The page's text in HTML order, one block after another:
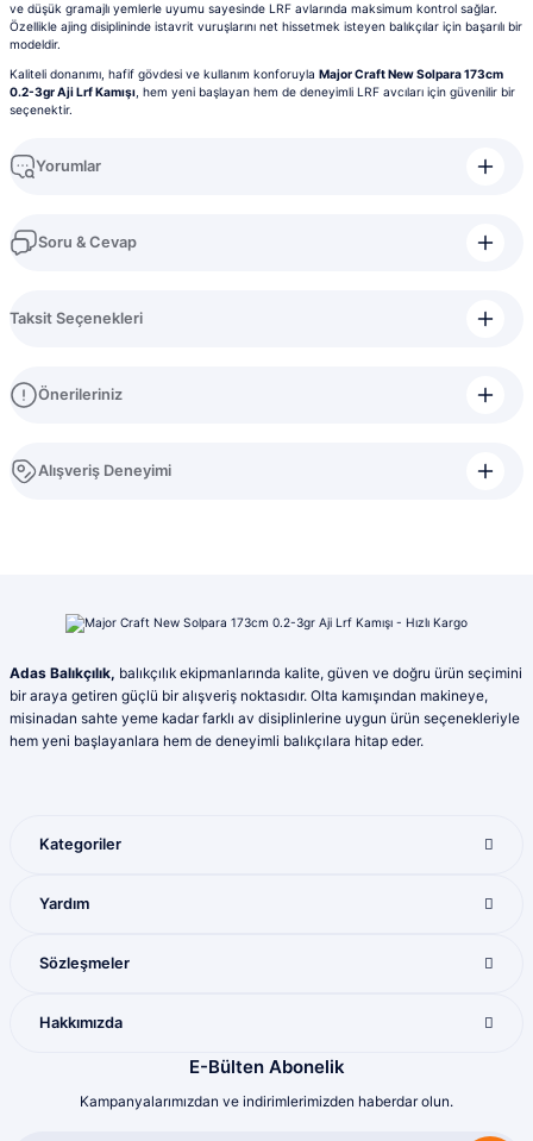
ve düşük gramajlı yemlerle uyumu sayesinde LRF avlarında maksimum kontrol sağlar.
Özellikle ajing disiplininde istavrit vuruşlarını net hissetmek isteyen balıkçılar için başarılı bir
modeldir.
Kaliteli donanımı, hafif gövdesi ve kullanım konforuyla Major Craft New Solpara 173cm
0.2-3gr Aji Lrf Kamışı , hem yeni başlayan hem de deneyimli LRF avcıları için güvenilir bir
seçenektir.
Yorumlar
Soru & Cevap
Taksit Seçenekleri
Önerileriniz
yetersiz gördüğünüz noktaları öneri formunu kullanarak tarafımıza
Ürün açıklamasında eksik bilgiler bulunuyor.
Ürün fiyatı diğer sitelerden daha pahalı.
Bu ürüne benzer farklı alternatifler olmalı.
Alışveriş Deneyimi
ederim
Yunis Dura | 31/07/2026
Adas Balıkçılık, balıkçılık ekipmanlarında kalite, güven ve doğru ürün seçimini
bir araya getiren güçlü bir alışveriş noktasıdır. Olta kamışından makineye,
misinadan sahte yeme kadar farklı av disiplinlerine uygun ürün seçenekleriyle
hem yeni başlayanlara hem de deneyimli balıkçılara hitap eder.
Kategoriler
Yardım
Sözleşmeler
Hakkımızda
E-Bülten Abonelik
Kampanyalarımızdan ve indirimlerimizden haberdar olun.